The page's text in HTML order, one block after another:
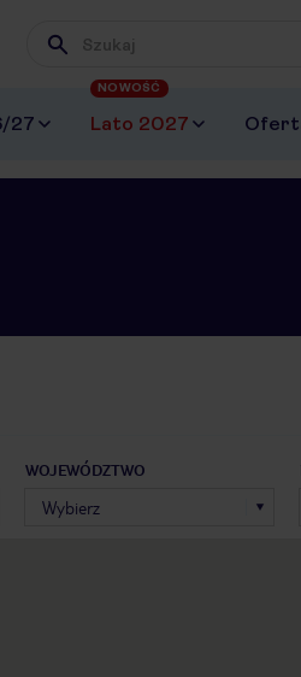
Wpisz frazę, której szukasz
27 Lato 2027
NOWOŚĆ
WOJEWÓDZTWO